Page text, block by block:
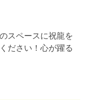
スペースに祝龍を
ださい！心が躍る